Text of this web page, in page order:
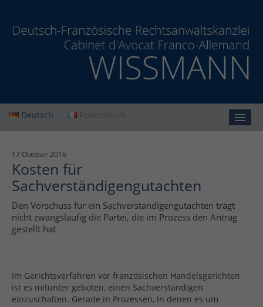
Deutsch Französisch
Kanzlei
Leistungen
Aktuelles
Impressum
17 Oktober 2016
Kosten für
Sachverständigengutachten
Den Vorschuss für ein Sachverständigengutachten trägt
nicht zwangsläufig die Partei, die im Prozess den Antrag
gestellt hat
Im Gerichtsverfahren vor französischen Handelsgerichten
ist es mitunter geboten, einen Sachverständigen
einzuschalten. Gerade in Prozessen, in denen es um